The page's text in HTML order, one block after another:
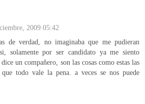
2009 05:42
de verdad, no imaginaba que me pudieran
solamente por ser candidato ya me siento
un compañero, son las cosas como estas las
todo vale la pena. a veces se nos puede